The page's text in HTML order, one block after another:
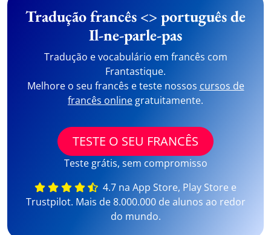
Tradução francês <> português de
Il-ne-parle-pas
Tradução e vocabulário em francês com
Frantastique.
Melhore o seu francês e teste nossos cursos de
francês online gratuitamente.
TESTE O SEU FRANCÊS
Teste grátis, sem compromisso
4.7 na App Store, Play Store e
Trustpilot. Mais de 8.000.000 de alunos ao redor
do mundo.